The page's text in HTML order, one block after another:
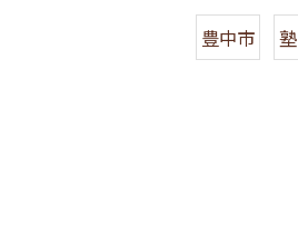
豊中市 塾